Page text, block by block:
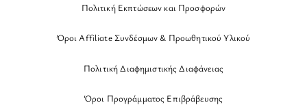
Πολιτική Εκπτώσεων και Προσφορών
Όροι Affiliate Συνδέσμων & Προωθητικού Υλικού
Πολιτική Διαφημιστικής Διαφάνειας
Όροι Προγράμματος Επιβράβευσης